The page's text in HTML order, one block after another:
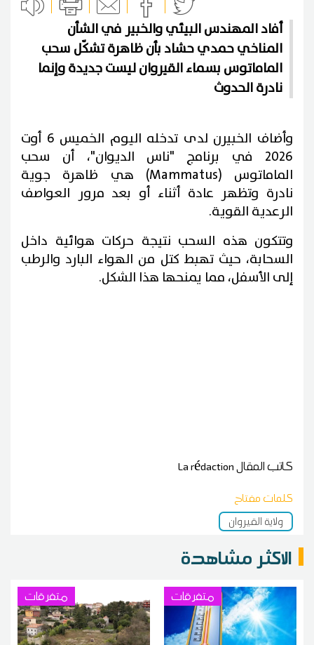
أفاد المهندس البيئي والخبير في الشأن
المناخي حمدي حشاد بأن ظاهرة تشكّل سحب
الماماتوس بسماء القيروان ليست جديدة وإنما
نادرة الحدوث
وأضاف الخبيرن لدى تدخله اليوم الخميس 6 أوت
2026 في برنامج "ناس الديوان"، أن سحب
الماماتوس (Mammatus) هي
ظاهرة جوية
نادرة وتظهر عادة أثناء أو بعد مرور العواصف
الرعدية القوية.
وتتكون هذه السحب نتيجة حركات هوائية داخل
السحابة، حيث تهبط كتل من الهواء البارد والرطب
إلى الأسفل، مما يمنحها هذا الشكل.
كاتب المقالLa rédaction
كلمات مفتاح
ولاية القيروان
الاكثر مشاهدة
متفرقات متفرقات